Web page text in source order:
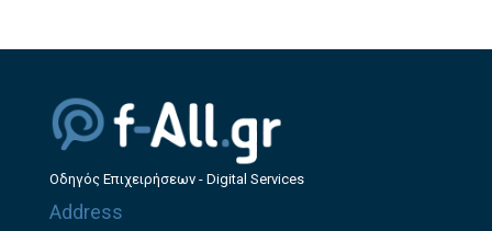
Οδηγός Επιχειρήσεων - Digital Services
Address